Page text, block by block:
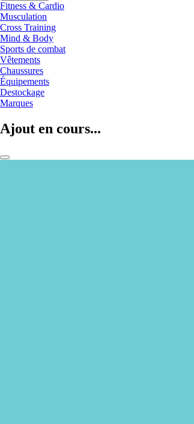
Fitness & Cardio
Musculation
Cross Training
Mind & Body
Sports de combat
Vêtements
Chaussures
Équipements
Destockage
Marques
Ajout en cours...